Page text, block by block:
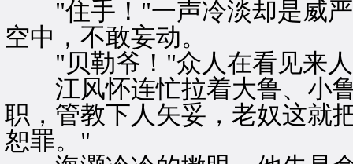
"住手！"一声冷淡却是威严
空中，不敢妄动。
"贝勒爷！"众人在看见来人
江风怀连忙拉着大鲁、小鲁
职，管教下人矢妥，老奴这就
恕罪。"